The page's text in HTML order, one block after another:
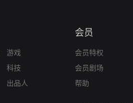
游戏
科技
出品人
会员
会员特权
会员剧场
帮助